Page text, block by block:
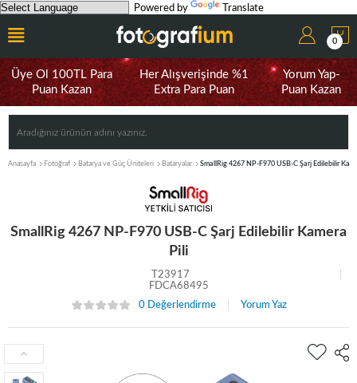
Powered by Translate
0
Üye Ol 100TL Para
Puan Kazan
Her Alışverişinde %1
Extra Para Puan
Yorum Yap-
Puan Kazan
Anasayfa Fotoğraf Batarya ve Güç Üniteleri Bataryalar SmallRig 4267 NP-F970 USB-C Şarj Edilebilir
SmallRig 4267 NP-F970 USB-C Şarj Edilebilir Kamera
Pili
T23917
FDCA68495
0 Değerlendirme
Yorum Yaz